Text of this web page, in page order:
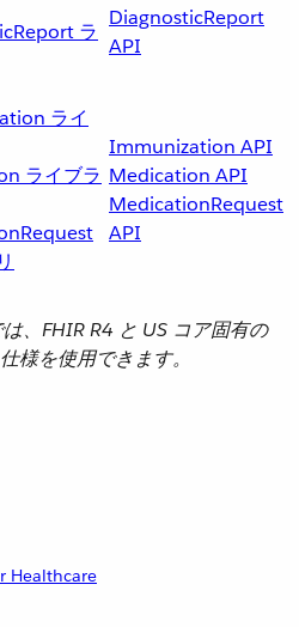
ラ
DiagnosticReport
API
ライ
ライブラ
Immunization API
Medication API
MedicationRequest
API
、FHIR R4 と US コア固有の
様を使用できます。
Healthcare